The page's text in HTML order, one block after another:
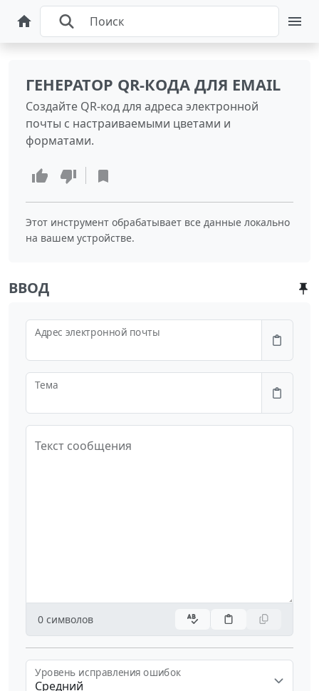
ГЕНЕРАТОР QR-КОДА ДЛЯ EMAIL
Создайте QR-код для адреса электронной
почты с настраиваемыми цветами и
форматами.
Этот инструмент обрабатывает все данные локально
на вашем устройстве.
ВВОД
Адрес электронной почты
Тема
Текст сообщения
0 символов
Средний
Уровень исправления ошибок